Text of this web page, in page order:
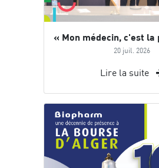
20 juil. 2026
Lire la suite